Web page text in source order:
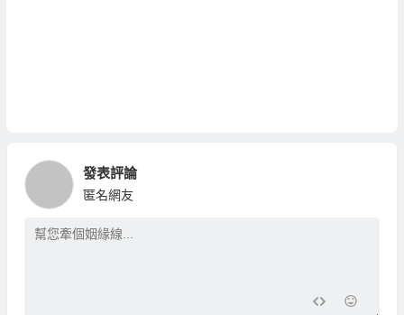
發表評論
匿名網友